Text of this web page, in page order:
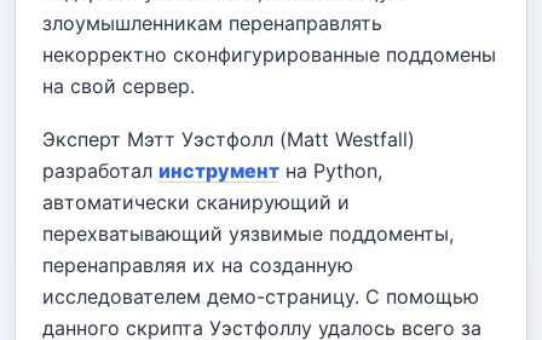
злоумышленникам перенаправлять
некорректно сконфигурированные поддомены
на свой сервер.
Эксперт Мэтт Уэстфолл (Matt Westfall)
разработал инструмент на Python,
автоматически сканирующий и
перехватывающий уязвимые поддоменты,
перенаправляя их на созданную
исследователем демо-страницу. С помощью
данного скрипта Уэстфоллу удалось всего за